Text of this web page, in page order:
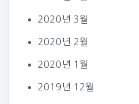
2020년 3월
2020년 2월
2020년 1월
2019년 12월